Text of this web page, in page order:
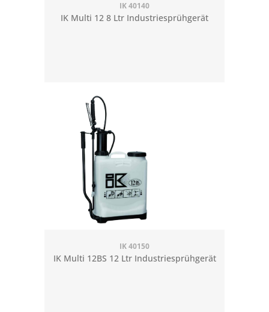
IK 40140
IK Multi 12 8 Ltr Industriesprühgerät
IK 40150
IK Multi 12BS 12 Ltr Industriesprühgerät